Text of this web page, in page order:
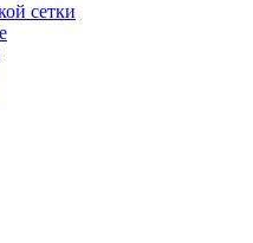
сетки